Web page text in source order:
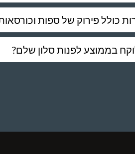
כולל פירוק של ספות
בממוצע לפנות סלון שלם?